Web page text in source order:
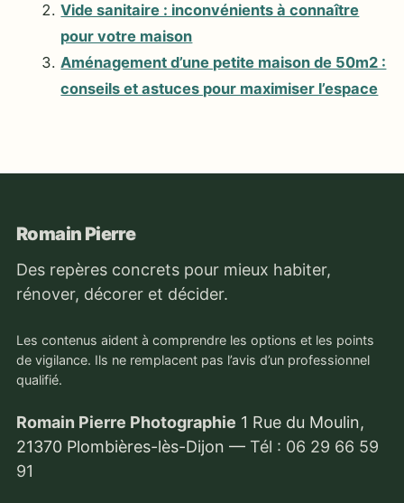
Vide sanitaire : inconvénients à connaître
pour votre maison
Aménagement d’une petite maison de 50m2 :
conseils et astuces pour maximiser l’espace
Romain Pierre
Des repères concrets pour mieux habiter,
rénover, décorer et décider.
Les contenus aident à comprendre les options et les points
de vigilance. Ils ne remplacent pas l’avis d’un professionnel
qualifié.
Romain Pierre Photographie 1 Rue du Moulin,
21370 Plombières-lès-Dijon — Tél : 06 29 66 59
91